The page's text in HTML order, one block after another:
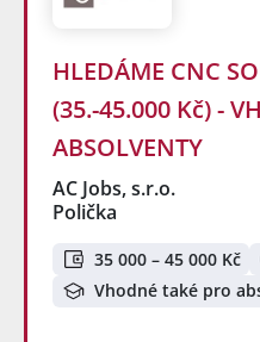
HLEDÁME CNC
(35.-45.000 Kč) -
ABSOLVENTY
AC Jobs, s.r.o.
Polička
35 000 – 45 000 Kč
Vhodné také pro